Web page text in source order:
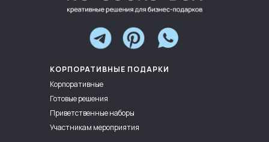
КОРПОРАТИВНЫЕ ПОДАРКИ
Корпоративные
Готовые решения
Приветственные наборы
Участникам мероприятия